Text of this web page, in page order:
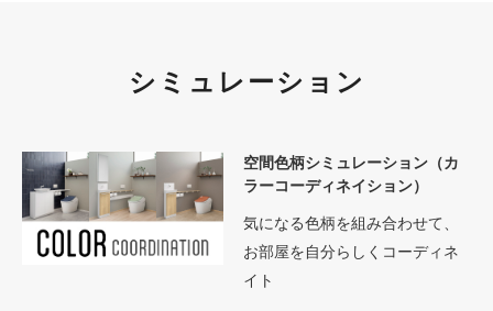
シミュレーション
空間色柄シミュレーション（カ
ラーコーディネイション）
気になる色柄を組み合わせて、
お部屋を自分らしくコーディネ
イト